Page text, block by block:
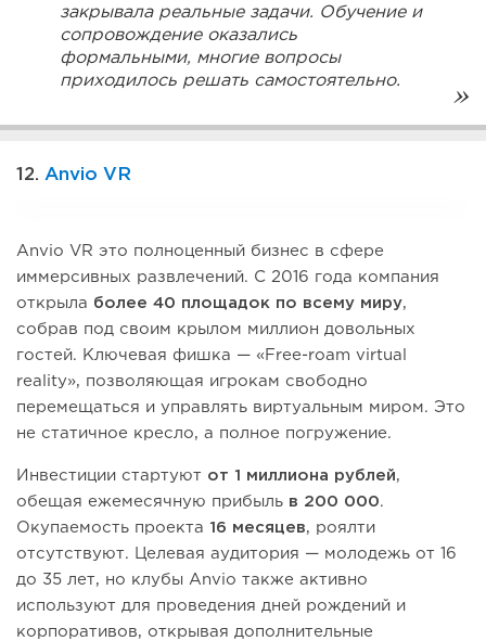
закрывала реальные задачи. Обучение и
сопровождение оказались
формальными, многие вопросы
приходилось решать самостоятельно.
12. Anvio VR
Anvio VR это полноценный бизнес в сфере
иммерсивных развлечений. С 2016 года компания
открыла более 40 площадок по всему миру,
собрав под своим крылом миллион довольных
гостей. Ключевая фишка — «Free-roam virtual
reality», позволяющая игрокам свободно
перемещаться и управлять виртуальным миром. Это
не статичное кресло, а полное погружение.
Инвестиции стартуют от 1 миллиона рублей,
обещая ежемесячную прибыль в 200 000.
Окупаемость проекта 16 месяцев, роялти
отсутствуют. Целевая аудитория — молодежь от 16
до 35 лет, но клубы Anvio также активно
используют для проведения дней рождений и
корпоративов, открывая дополнительные